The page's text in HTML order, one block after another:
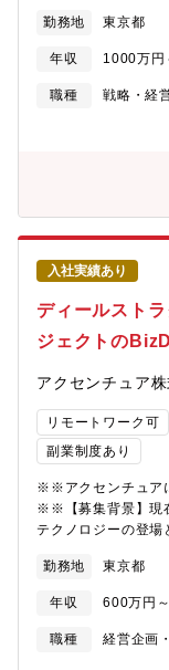
の総合力が身につ
多く、6か月間の
ら、お客様独自の
には経験者採用と
ティング未経験者
ルに、アクセンチ
ンを創出していま
のポジションにご
す。皆様のご希望
案内させていただき
部門や専門領域を
お客様に価値を提供
向やキャリアビジョ
を横断した多様なキ
ンコンサルティン
理、販売・サービス
イアントの各領域に
を横断してプロジェ
ースを身に着ける
ング（業界別チー
ィングのキャリアを
を牽引していくため
を改善しながら新
提携の促進を支援し
トランスフォーメ
えたイノベーショ
ト】■教育体制が手
企画・事業企画/開
勤務地 東京都
年収 1000万円
職種
戦略・経
入社実績あり
ディールスト
ジェクトの
アクセンチュア
リモートワーク可
副業制度あり
※※アクセンチュア
※※【募集背景】現
テクノロジーの登場
等、クライアント
ーズが年々増加し
ェーズにおいて、
場の営業担当やコ
勤務地 東京都
年収 600万円
職種
経営企画